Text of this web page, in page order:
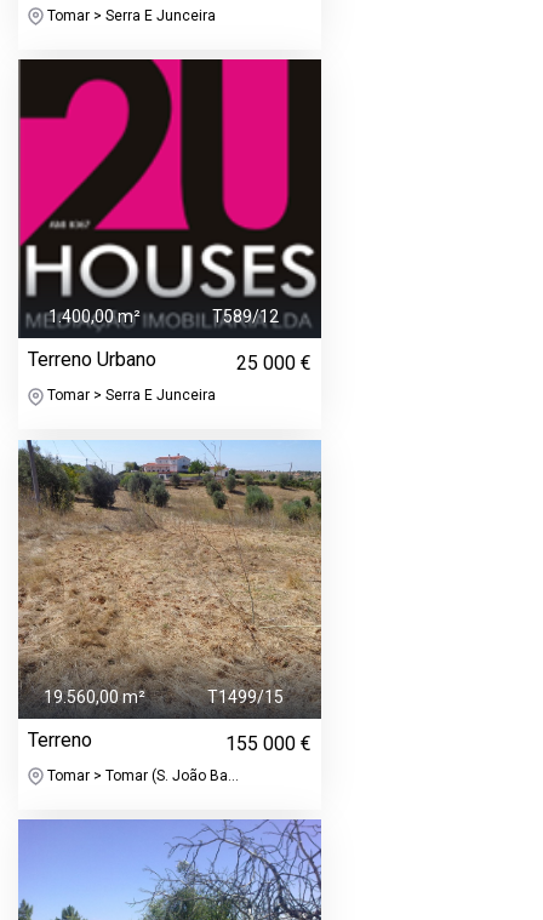
Tomar > Serra E Junceira
1.400,00 m² T589/12
Terreno Urbano 25 000 €
Tomar > Serra E Junceira
19.560,00 m² T1499/15
Terreno 155 000 €
Tomar > Tomar (S. João Ba...